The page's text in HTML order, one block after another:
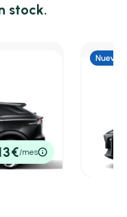
stock.
/mes
218cv
P.V.P.